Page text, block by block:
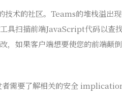
术的社区。Teams的堆栈溢出
扫描前端JavaScript代码以查
，如果客户端想要使您的前端颠
需要了解相关的安全